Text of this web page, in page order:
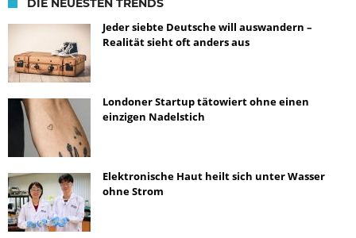
DIE NEUESTEN TRENDS
Jeder siebte Deutsche will auswandern –
Realität sieht oft anders aus
Londoner Startup tätowiert ohne einen
einzigen Nadelstich
Elektronische Haut heilt sich unter Wasser
ohne Strom